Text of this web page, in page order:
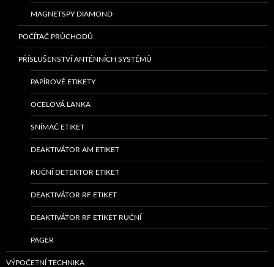
MAGNETSPY DIAMOND
POČÍTAČ PRŮCHODŮ
PŘÍSLUŠENSTVÍ ANTÉNNÍCH SYSTÉMŮ
PAPÍROVÉ ETIKETY
OCELOVÁ LANKA
SNÍMAČ ETIKET
DEAKTIVÁTOR AM ETIKET
RUČNÍ DETEKTOR ETIKET
DEAKTIVÁTOR RF ETIKET
DEAKTIVÁTOR RF ETIKET RUČNÍ
PAGER
VÝPOČETNÍ TECHNIKA